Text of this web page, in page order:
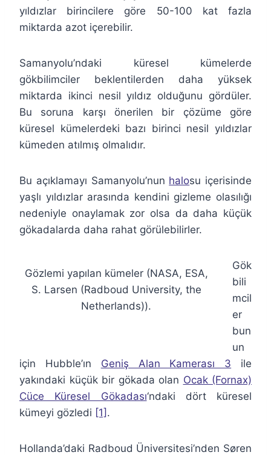
yıldızlar birincilere göre 50-100 kat fazla
miktarda azot içerebilir.
Samanyolu’ndaki küresel kümelerde
gökbilimciler beklentilerden daha yüksek
miktarda ikinci nesil yıldız olduğunu gördüler.
Bu soruna karşı önerilen bir çözüme göre
küresel kümelerdeki bazı birinci nesil yıldızlar
kümeden atılmış olmalıdır.
Bu açıklamayı Samanyolu’nun halosu içerisinde
yaşlı yıldızlar arasında kendini gizleme olasılığı
nedeniyle onaylamak zor olsa da daha küçük
gökadalarda daha rahat görülebilirler.
Gözlemi yapılan kümeler (NASA, ESA,
S. Larsen (Radboud University, the
Netherlands)).
Gök
bili
mcil
er
bun
un
için Hubble’ın Geniş Alan Kamerası 3 ile
yakındaki küçük bir gökada olan Ocak (Fornax)
Cüce Küresel Gökadası‘ndaki dört küresel
kümeyi gözledi [1] .
Hollanda’daki Radboud Üniversitesi’nden Søren